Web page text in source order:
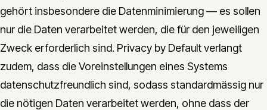
gehört insbesondere die Datenminimierung — es sollen
nur die Daten verarbeitet werden, die für den jeweiligen
Zweck erforderlich sind. Privacy by Default verlangt
zudem, dass die Voreinstellungen eines Systems
datenschutzfreundlich sind, sodass standardmässig nur
die nötigen Daten verarbeitet werden, ohne dass der